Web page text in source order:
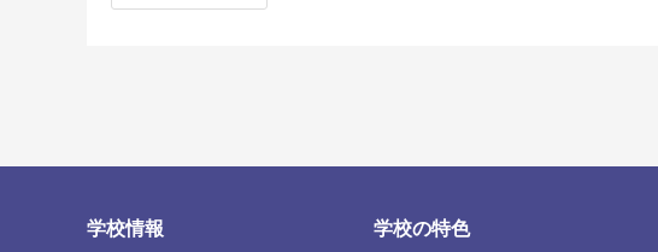
学校情報 学校の特色